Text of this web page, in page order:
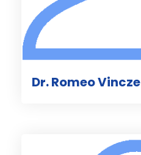
Dr. Romeo Vincze